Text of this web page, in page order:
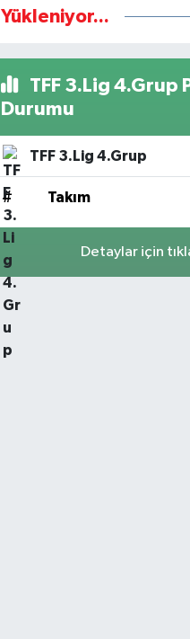
Yükleniyor...
TFF 3.Lig 4.Grup
Durumu
TFF 3.Lig 4.Grup
# Takım
Detaylar için